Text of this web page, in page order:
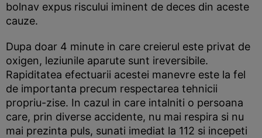
bolnav expus riscului iminent de deces din aceste
cauze.
Dupa doar 4 minute in care creierul este privat de
oxigen, leziunile aparute sunt ireversibile.
Rapiditatea efectuarii acestei manevre este la fel
de importanta precum respectarea tehnicii
propriu-zise. In cazul in care intalniti o persoana
care, prin diverse accidente, nu mai respira si nu
mai prezinta puls, sunati imediat la 112 si incepeti